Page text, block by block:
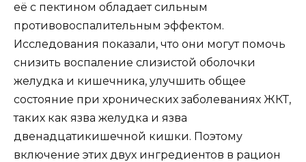
её с пектином обладает сильным
противовоспалительным эффектом.
Исследования показали, что они могут помочь
снизить воспаление слизистой оболочки
желудка и кишечника, улучшить общее
состояние при хронических заболеваниях ЖКТ,
таких как язва желудка и язва
двенадцатикишечной кишки. Поэтому
включение этих двух ингредиентов в рацион